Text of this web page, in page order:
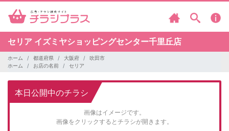
セリア イズミヤショッピングセンター千里丘店
ホーム 都道府県 大阪府
吹田市
ホーム
お店の名前 セリア
本日公開中のチラシ
画像はイメージです。
画像をクリックするとチラシが開きます。